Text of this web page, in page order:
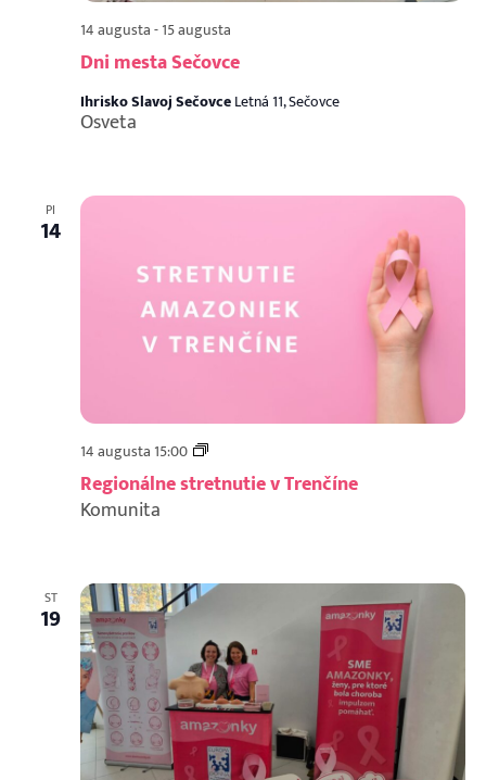
Dni mesta Sečovce
14 augusta-15 augusta
Ihrisko Slavoj SečovceLetná 11, Sečovce
Osveta
PI
14
Regionálne stretnutie v Trenčíne
14 augusta 15:00
Regionálne
stretnutie
v
Komunita
ST
19